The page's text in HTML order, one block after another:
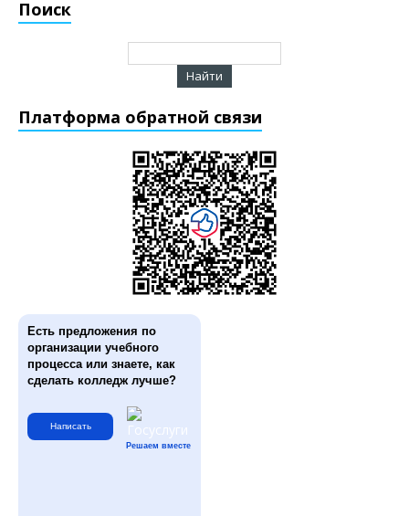
Поиск
Платформа обратной связи
Есть предложения по
организации учебного
процесса или знаете, как
сделать колледж лучше?
Написать
Решаем вместе